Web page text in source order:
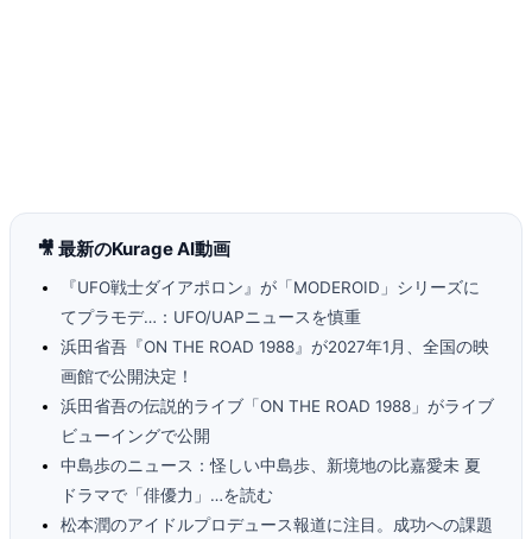
🎥 最新のKurage AI動画
『UFO戦士ダイアポロン』が「MODEROID」シリーズに
てプラモデ…：UFO/UAPニュースを慎重
浜田省吾『ON THE ROAD 1988』が2027年1月、全国の映
画館で公開決定！
浜田省吾の伝説的ライブ「ON THE ROAD 1988」がライブ
ビューイングで公開
中島歩のニュース：怪しい中島歩、新境地の比嘉愛未 夏
ドラマで「俳優力」…を読む
松本潤のアイドルプロデュース報道に注目。成功への課題